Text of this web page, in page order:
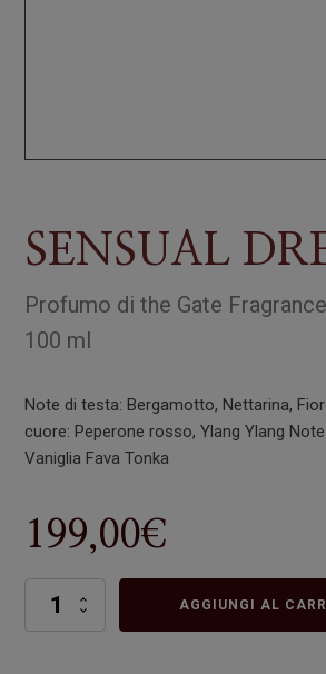
SENSUAL
Profumo dithe Gate
100 ml
Note di testa: Bergamotto, Nettarina,
cuore: Peperone rosso, Ylang Ylang
Vaniglia Fava Tonka
199,00€
SENSUAL
AGGIUNGI AL